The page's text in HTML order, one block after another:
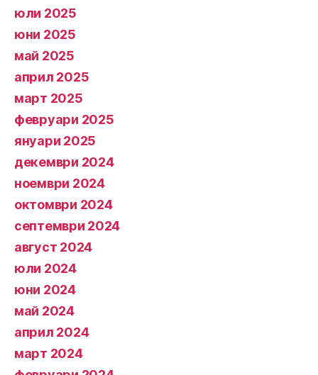
юли 2025
юни 2025
май 2025
април 2025
март 2025
февруари 2025
януари 2025
декември 2024
ноември 2024
октомври 2024
септември 2024
август 2024
юли 2024
юни 2024
май 2024
април 2024
март 2024